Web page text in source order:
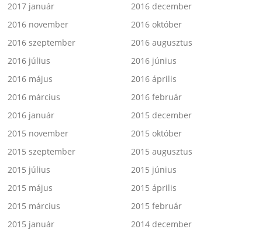
2017 január
2016 december
2016 november
2016 október
2016 szeptember
2016 augusztus
2016 július
2016 június
2016 május
2016 április
2016 március
2016 február
2016 január
2015 december
2015 november
2015 október
2015 szeptember
2015 augusztus
2015 július
2015 június
2015 május
2015 április
2015 március
2015 február
2015 január
2014 december